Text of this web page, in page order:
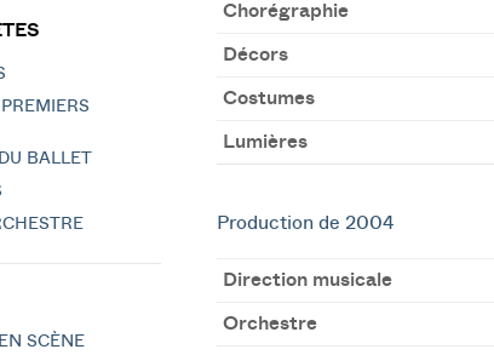
Chorégraphie
Décors
Costumes
Lumières
Production de 2004
Direction musicale
Orchestre
BALLET
SCÈNE